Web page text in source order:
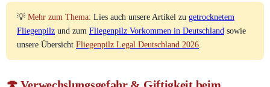
💡 Mehr zum Thema: Lies auch unsere Artikel zu getrocknetem
Fliegenpilz und zum Fliegenpilz Vorkommen in Deutschland sowie
unsere Übersicht Fliegenpilz Legal Deutschland 2026.